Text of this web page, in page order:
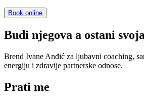
Book online
Budi njegova a ostani
Brend Ivane Anđić za ljubavni coaching,
energiju i zdravije partnerske odnose.
Prati me